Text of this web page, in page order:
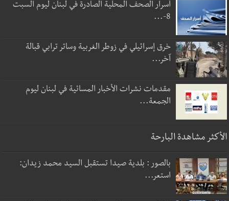
أسرار الصحف المحلية الصادرة في لبنان ليوم السبت
8-...
خرق إسرائيلي في زوطر الغربية وساتر ترابي قبالة
آخر...
مقدمات نشرات الأخبار المسائية في لبنان ليوم
الجمعة...
الأكثر مشاهدة البارحة
بالصور : بلدية صيدا تستقبل السيد محمد زيدان:
استعر...